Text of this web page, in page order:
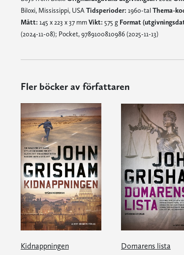
Biloxi, Mississippi, USA Tidsperioder: 1960-talThema-
Mått: 145 x 223 x 37 mmVikt: 575 g Format
(2024-11-08); Pocket, 9789100810986 (2025-11-13)
Fler böcker av författaren
Kidnappningen Domarens lista